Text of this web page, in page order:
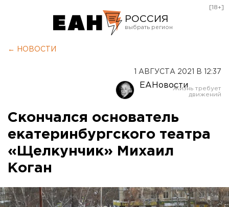
РОССИЯ
Оренбург
[18+]
← НОВОСТИ
1 АВГУСТА 2021 В 12:37
ЕАНовости
Скончался основатель
екатеринбургского театра
«Щелкунчик» Михаил
Коган